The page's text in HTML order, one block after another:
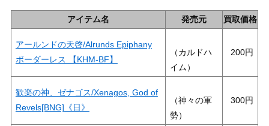
アイテム名 発売元 買取価格
アールンドの天啓/Alrunds Epiphany
ボーダーレス 【KHM-BF】
（カルドハ
イム）
200
歓楽の神、ゼナゴス/Xenagos, God of
Revels[BNG]《日》
（神々の軍
勢）
300